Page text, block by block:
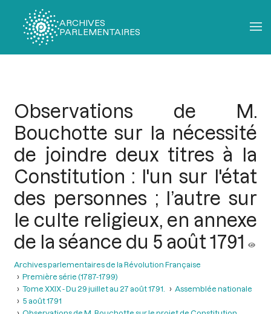
ARCHIVES
PARLEMENTAIRES
Observations de M.
Bouchotte sur la nécessité
de joindre deux titres à la
Constitution : l'un sur l'état
des personnes ; l’autre sur
le culte religieux, en annexe
de la séance du 5 août 1791
Archives parlementaires de la Révolution Française
Première série (1787-1799)
Tome XXIX - Du 29 juillet au 27 août 1791.
Assemblée nationale
5 août 1791